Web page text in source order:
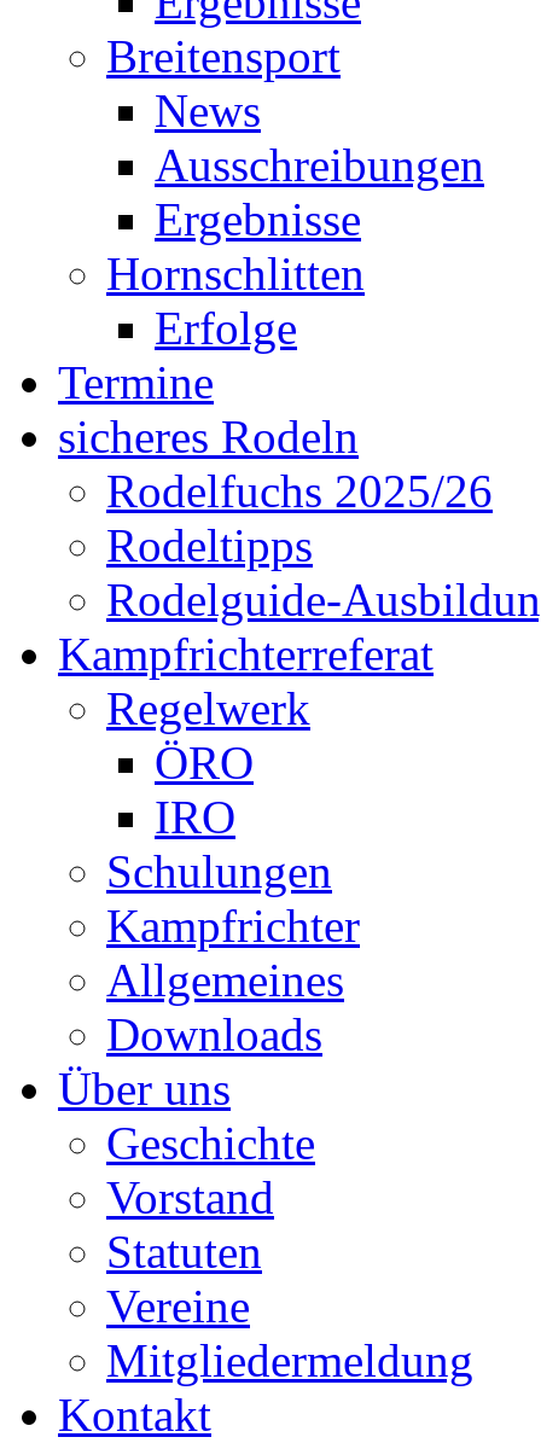
Breitensport
News
Ausschreibungen
Ergebnisse
Hornschlitten
Erfolge
Termine
sicheres Rodeln
Rodelfuchs 2025/26
Rodeltipps
Rodelguide-
Kampfrichterreferat
Regelwerk
ÖRO
IRO
Schulungen
Kampfrichter
Allgemeines
Downloads
Über uns
Geschichte
Vorstand
Statuten
Vereine
Mitgliedermeldung
Kontakt